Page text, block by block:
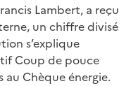
Lambert, a reçu
un chiffre divisé
s’explique
Coup de pouce
au Chèque énergie.